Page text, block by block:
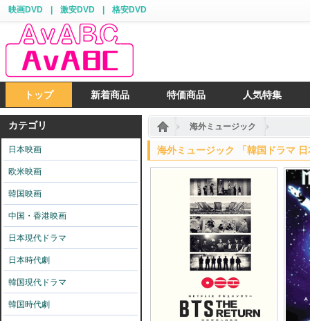
映画DVD 激安DVD 格安DVD
トップ 新着商品 特価商品 人気特集
カテゴリ
日本映画
欧米映画
韓国映画
中国・香港映画
日本現代ドラマ
日本時代劇
韓国現代ドラマ
韓国時代劇
海外ミュージック
海外ミュージック 「韓国ドラマ